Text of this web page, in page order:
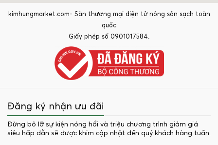
kimhungmarket.com- Sàn thương mại điện tử nông sản sạch toàn
quốc
Giấy phép số 0901017584.
Đăng ký nhận ưu đãi
Đừng bỏ lỡ sự kiện nóng hổi và triệu chương trình giảm giá
siêu hấp dẫn sẽ được khim cập nhật đến quý khách hàng tuần.